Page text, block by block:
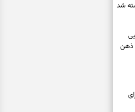
شد
ذهن
برای